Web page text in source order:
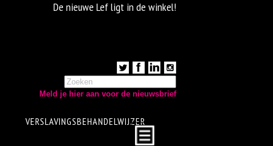
De nieuwe Lef ligt in de winkel!
Meld je hier aan voor de nieuwsbrief
VERSLAVINGSBEHANDELWIJZER